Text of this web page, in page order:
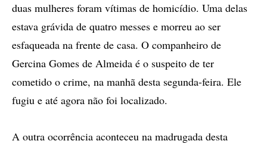
duas mulheres foram vítimas de homicídio. Uma delas
estava grávida de quatro messes e morreu ao ser
esfaqueada na frente de casa. O companheiro de
Gercina Gomes de Almeida é o suspeito de ter
cometido o crime, na manhã desta segunda-feira. Ele
fugiu e até agora não foi localizado.
A outra ocorrência aconteceu na madrugada desta